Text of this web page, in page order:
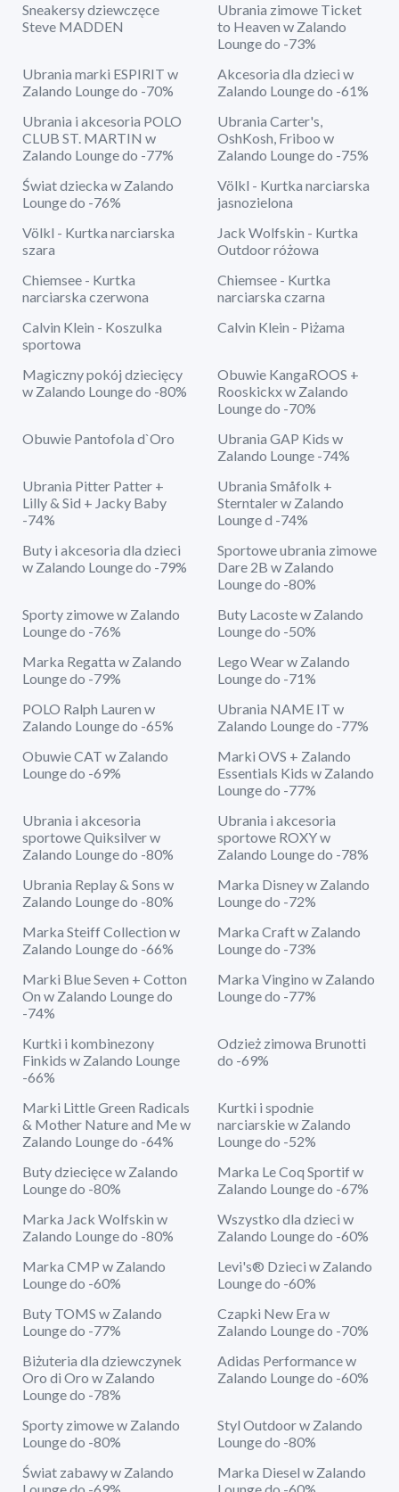
Sneakersy dziewczęce
Steve MADDEN
Ubrania zimowe Ticket
to Heaven w Zalando
Lounge do -73%
Ubrania marki ESPIRIT w
Zalando Lounge do -70%
Akcesoria dla dzieci w
Zalando Lounge do -61%
Ubrania i akcesoria POLO
CLUB ST. MARTIN w
Zalando Lounge do -77%
Ubrania Carter's,
OshKosh, Friboo w
Zalando Lounge do -75%
Świat dziecka w Zalando
Lounge do -76%
Völkl - Kurtka narciarska
jasnozielona
Völkl - Kurtka narciarska
szara
Jack Wolfskin - Kurtka
Outdoor różowa
Chiemsee - Kurtka
narciarska czerwona
Chiemsee - Kurtka
narciarska czarna
Calvin Klein - Koszulka
sportowa
Calvin Klein - Piżama
Magiczny pokój dziecięcy
w Zalando Lounge do -80%
Obuwie KangaROOS +
Rooskickx w Zalando
Lounge do -70%
Obuwie Pantofola d`Oro
Ubrania GAP Kids w
Zalando Lounge -74%
Ubrania Pitter Patter +
Lilly & Sid + Jacky Baby
-74%
Ubrania Småfolk +
Sterntaler w Zalando
Lounge d -74%
Buty i akcesoria dla dzieci
w Zalando Lounge do -79%
Sportowe ubrania zimowe
Dare 2B w Zalando
Lounge do -80%
Sporty zimowe w Zalando
Lounge do -76%
Buty Lacoste w Zalando
Lounge do -50%
Marka Regatta w Zalando
Lounge do -79%
Lego Wear w Zalando
Lounge do -71%
POLO Ralph Lauren w
Zalando Lounge do -65%
Ubrania NAME IT w
Zalando Lounge do -77%
Obuwie CAT w Zalando
Lounge do -69%
Marki OVS + Zalando
Essentials Kids w Zalando
Lounge do -77%
Ubrania i akcesoria
sportowe Quiksilver w
Zalando Lounge do -80%
Ubrania i akcesoria
sportowe ROXY w
Zalando Lounge do -78%
Ubrania Replay & Sons w
Zalando Lounge do -80%
Marka Disney w Zalando
Lounge do -72%
Marka Steiff Collection w
Zalando Lounge do -66%
Marka Craft w Zalando
Lounge do -73%
Marki Blue Seven + Cotton
On w Zalando Lounge do
-74%
Marka Vingino w Zalando
Lounge do -77%
Kurtki i kombinezony
Finkids w Zalando Lounge
-66%
Odzież zimowa Brunotti
do -69%
Marki Little Green Radicals
& Mother Nature and Me w
Zalando Lounge do -64%
Kurtki i spodnie
narciarskie w Zalando
Lounge do -52%
Buty dziecięce w Zalando
Lounge do -80%
Marka Le Coq Sportif w
Zalando Lounge do -67%
Marka Jack Wolfskin w
Zalando Lounge do -80%
Wszystko dla dzieci w
Zalando Lounge do -60%
Marka CMP w Zalando
Lounge do -60%
Levi's® Dzieci w Zalando
Lounge do -60%
Buty TOMS w Zalando
Lounge do -77%
Czapki New Era w
Zalando Lounge do -70%
Biżuteria dla dziewczynek
Oro di Oro w Zalando
Lounge do -78%
Adidas Performance w
Zalando Lounge do -60%
Sporty zimowe w Zalando
Lounge do -80%
Styl Outdoor w Zalando
Lounge do -80%
Świat zabawy w Zalando
Marka Diesel w Zalando